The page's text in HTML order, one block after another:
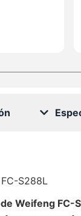
S288L
Weifeng FC-